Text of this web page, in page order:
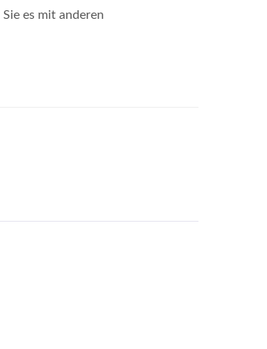
es mit anderen